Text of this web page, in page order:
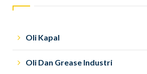
Oli Kapal
Oli Dan Grease Industri